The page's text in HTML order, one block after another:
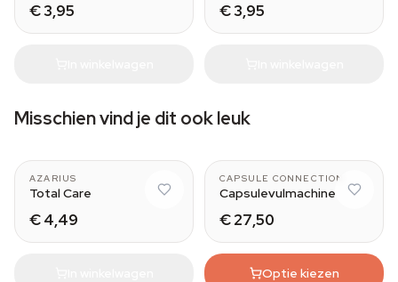
€ 3,95 € 3,95
Misschien vind je dit ook leuk
AZARIUS
Total Care
€ 4,49
CAPSULE CONNECTION
Capsulevulmachine
€ 27,50
Optie kiezen